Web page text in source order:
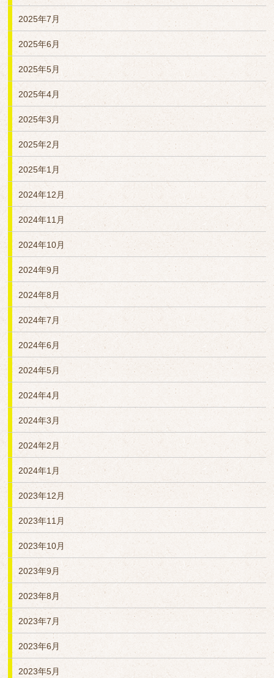
2025年7月
2025年6月
2025年5月
2025年4月
2025年3月
2025年2月
2025年1月
2024年12月
2024年11月
2024年10月
2024年9月
2024年8月
2024年7月
2024年6月
2024年5月
2024年4月
2024年3月
2024年2月
2024年1月
2023年12月
2023年11月
2023年10月
2023年9月
2023年8月
2023年7月
2023年6月
2023年5月